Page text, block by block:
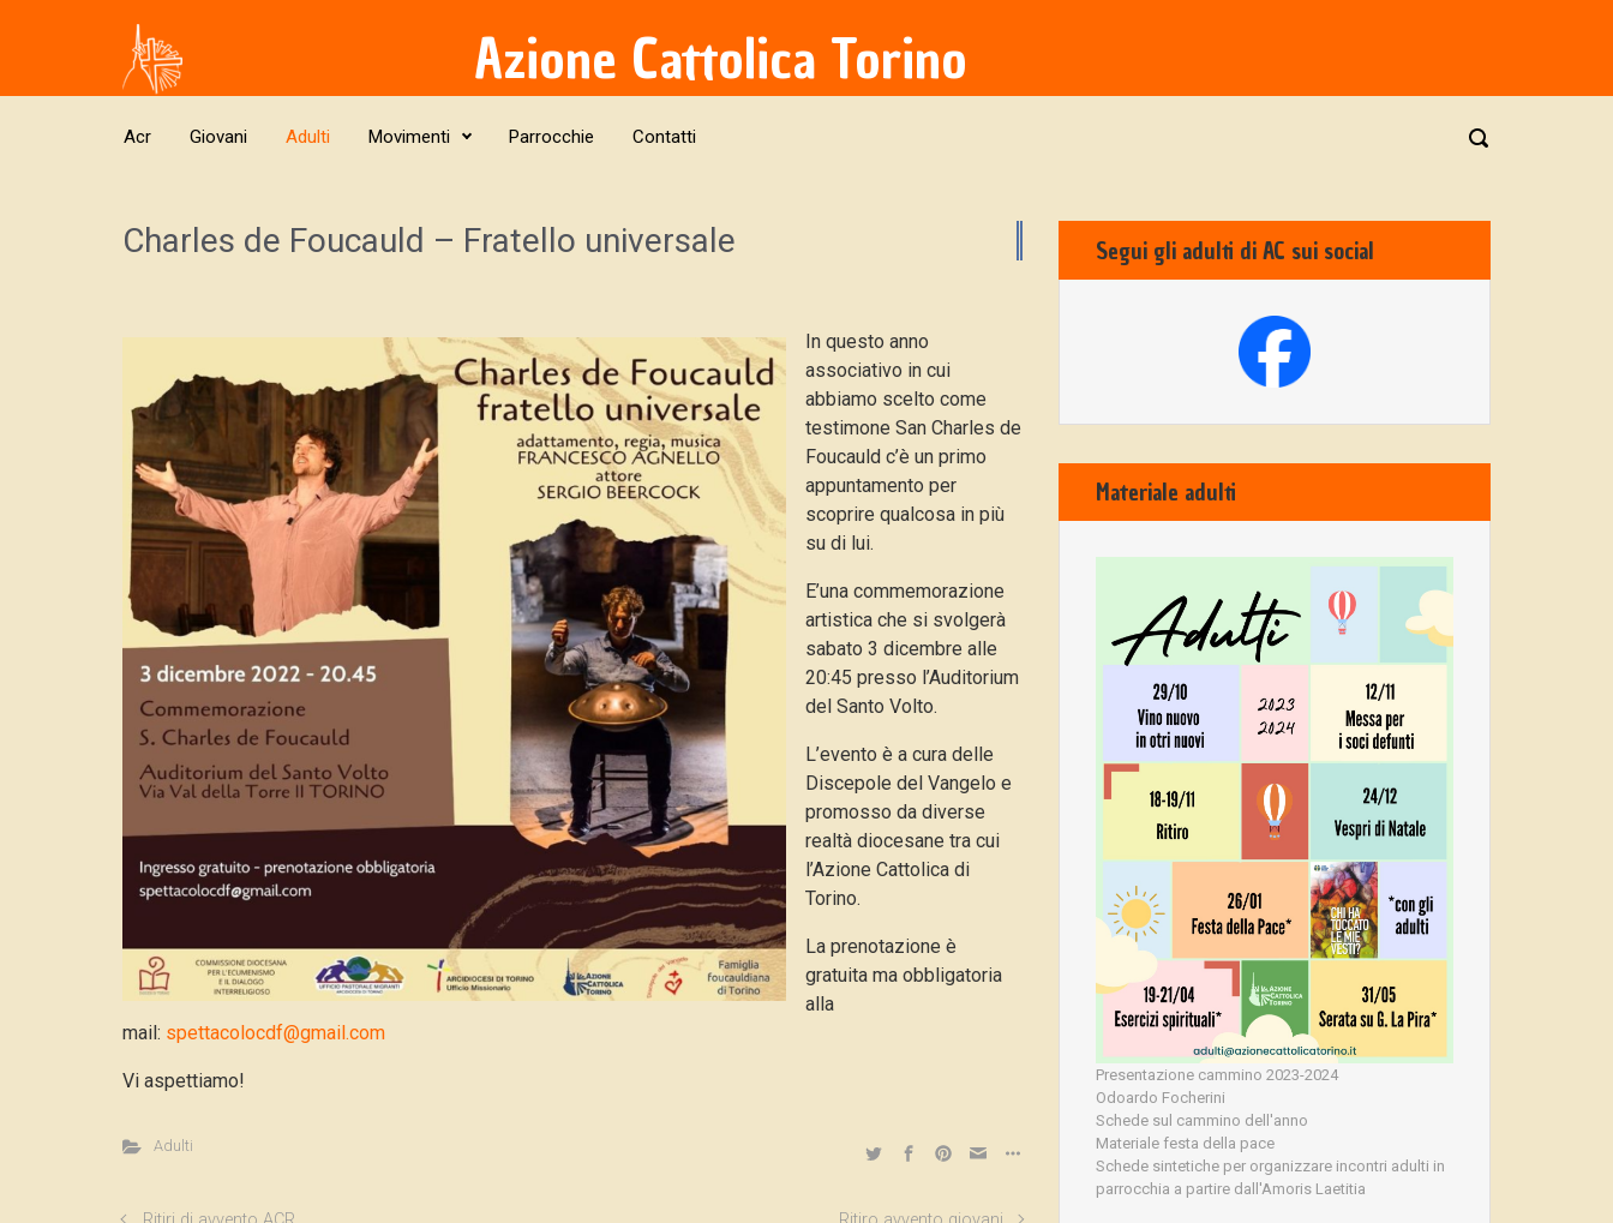
Skip to main content Azione Cattolica Torino
Acr Giovani Adulti Movimenti Parrocchie Contatti
Charles de Foucauld – Fratello universale
In questo anno
associativo in cui
abbiamo scelto come
testimone San Charles de
Foucauld c’è un primo
appuntamento per
scoprire qualcosa in più
su di lui.
E’una commemorazione
artistica che si svolgerà
sabato 3 dicembre alle
20:45 presso l’Auditorium
del Santo Volto.
L’evento è a cura delle
Discepole del Vangelo e
promosso da diverse
realtà diocesane tra cui
l’Azione Cattolica di
Torino.
La prenotazione è
gratuita ma obbligatoria
alla
mail: spettacolocdf@gmail.com
Vi aspettiamo!
Adulti
Segui gli adulti di AC sui social
Materiale adulti
Presentazione cammino 2023-2024
Odoardo Focherini
Schede sul cammino dell'anno
Materiale festa della pace
Schede sintetiche per organizzare incontri adulti in
parrocchia a partire dall'Amoris Laetitia